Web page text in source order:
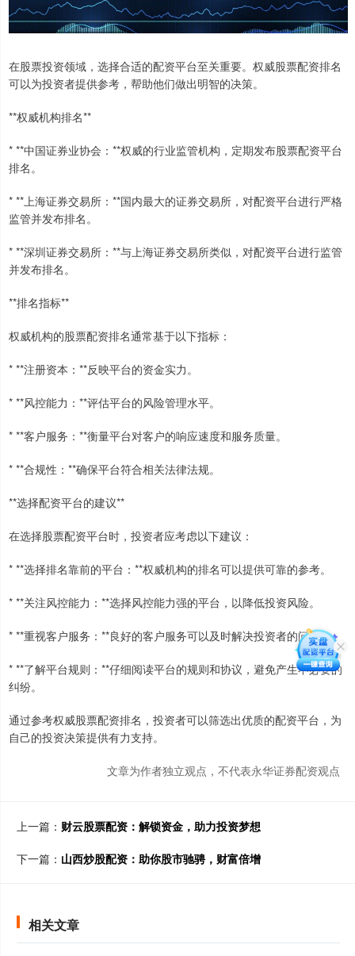
在股票投资领域，选择合适的配资平台至关重要。权威股票配资排名
可以为投资者提供参考，帮助他们做出明智的决策。
**权威机构排名**
* **中国证券业协会：**权威的行业监管机构，定期发布股票配资平台
排名。
* **上海证券交易所：**国内最大的证券交易所，对配资平台进行严格
监管并发布排名。
* **深圳证券交易所：**与上海证券交易所类似，对配资平台进行监管
并发布排名。
**排名指标**
权威机构的股票配资排名通常基于以下指标：
* **注册资本：**反映平台的资金实力。
* **风控能力：**评估平台的风险管理水平。
* **客户服务：**衡量平台对客户的响应速度和服务质量。
* **合规性：**确保平台符合相关法律法规。
**选择配资平台的建议**
在选择股票配资平台时，投资者应考虑以下建议：
* **选择排名靠前的平台：**权威机构的排名可以提供可靠的参考。
* **关注风控能力：**选择风控能力强的平台，以降低投资风险。
* **重视客户服务：**良好的客户服务可以及时解决投资者的问题。
* **了解平台规则：**仔细阅读平台的规则和协议，避免产生不必要的
纠纷。
通过参考权威股票配资排名，投资者可以筛选出优质的配资平台，为
自己的投资决策提供有力支持。
文章为作者独立观点，不代表永华证券配资观点
上一篇： 财云股票配资：解锁资金，助力投资梦想
下一篇： 山西炒股配资：助你股市驰骋，财富倍增
相关文章